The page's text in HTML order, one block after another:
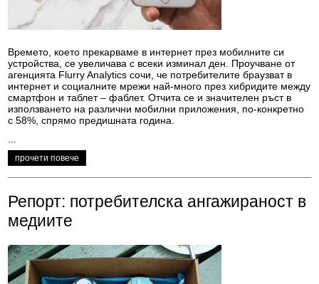
Времето, което прекарваме в интернет през мобилните си
устройства, се увеличава с всеки изминал ден. Проучване от
агенцията Flurry Analytics сочи, че потребителите браузват в
интернет и социалните мрежи най-много през хибридите между
смартфон и таблет – фаблет. Отчита се и значителен ръст в
използването на различни мобилни приложения, по-конкретно
с 58%, спрямо предишната година.
прочети повече
Репорт: потребителска ангажираност в
медиите